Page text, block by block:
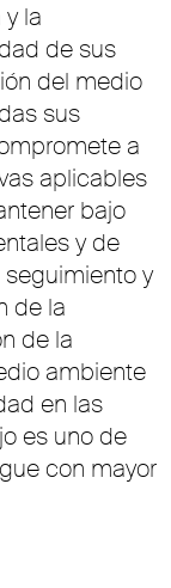
la
de sus
del medio
sus
a
aplicables
bajo
y de
y
de la
de la
ambiente
en las
es uno de
con mayor